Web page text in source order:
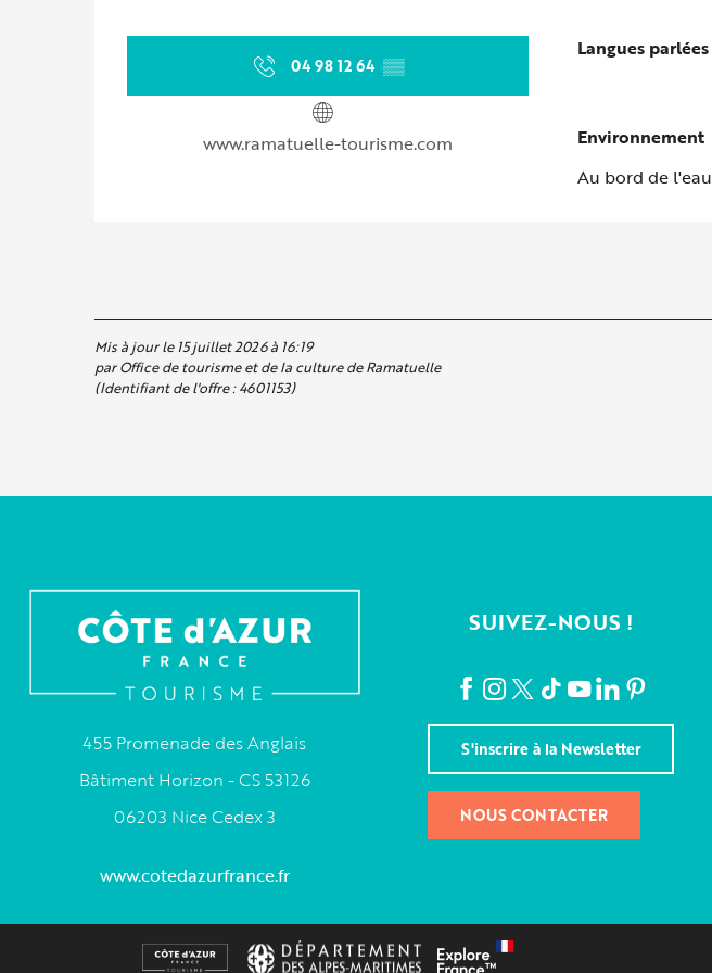
04 98 12 64 ▒▒
www.ramatuelle-tourisme.com
Langues parlées
Langues parlées
Environnement
Environnement
Au bord de l'eau
Mis à jour le 15 juillet 2026 à 16:19
par Office de tourisme et de la culture de Ramatuelle
(Identifiant de l'offre :4601153)
455 Promenade des Anglais
Bâtiment Horizon - CS 53126
06203 Nice Cedex 3
www.cotedazurfrance.fr
SUIVEZ-NOUS !
S'inscrire à la Newsletter
NOUS CONTACTER